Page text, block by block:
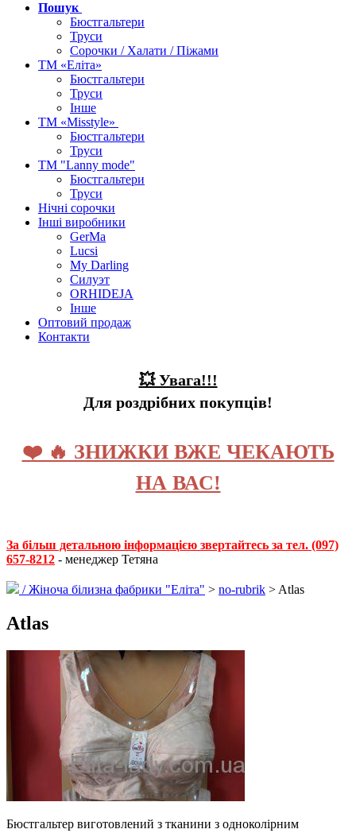
Пошук
Бюстгальтери
Труси
Сорочки / Халати / Піжами
ТМ «Еліта»
Бюстгальтери
Труси
Інше
ТМ «Misstyle»
Бюстгальтери
Труси
ТМ "Lanny mode"
Бюстгальтери
Труси
Нічні сорочки
Інші виробники
GerMa
Lucsi
My Darling
Силуэт
ORHIDEJA
Інше
Оптовий продаж
Контакти
💥 Увага!!!
Для роздрібних покупців!
❤️ 🔥 ЗНИЖКИ ВЖЕ ЧЕКАЮТЬ
НА ВАС!
За більш детальною інформацією звертайтесь за тел. (097)
657-8212 - менеджер Тетяна
/Жіноча білизна фабрики "Еліта" > no-rubrik > Atlas
Atlas
Бюстгальтер виготовлений з тканини з одноколірним